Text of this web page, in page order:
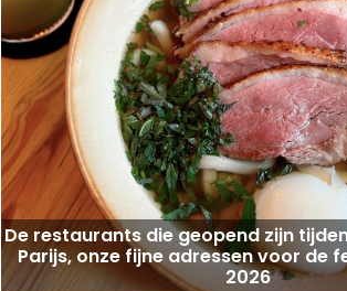
De restaurants die geopend zijn
Parijs, onze fijne adressen voor de
2026